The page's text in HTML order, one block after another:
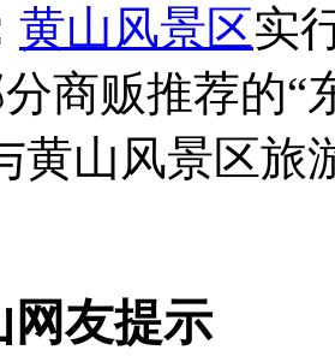
黄山风景区实
商贩推荐的“
黄山风景区旅
网友提示